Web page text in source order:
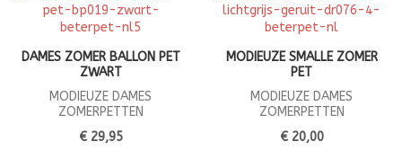
DAMES ZOMER BALLON PET
ZWART
MODIEUZE DAMES
ZOMERPETTEN
€ 29,95
MODIEUZE SMALLE ZOMER
PET
MODIEUZE DAMES
ZOMERPETTEN
€ 20,00